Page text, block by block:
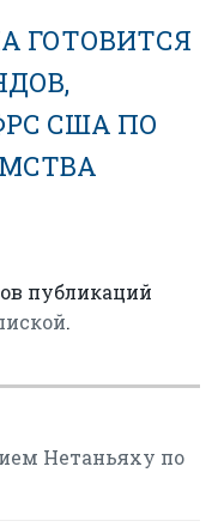
ГОТОВИТСЯ
США ПО
публикаций
.
Нетаньяху по